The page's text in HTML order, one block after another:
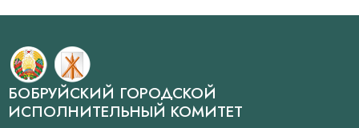
БОБРУЙСКИЙ ГОРОДСКОЙ
ИСПОЛНИТЕЛЬНЫЙ КОМИТЕТ